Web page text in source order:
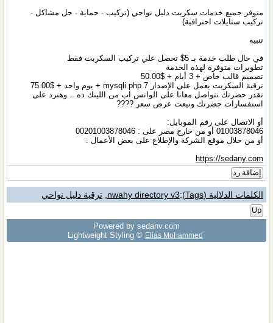
متوفر جميع خدمات سكربت دليل نواحي (تركيب - حماية - حل مشاكل -
تركيب ستايلات احترافية)
تنبيه
في حال طلب خدمة بـ 5$ تحصل علي تركيب السكربت فقط
تطويرات متوفرة لهذه الخدمة​
تصميم قالب خاص + 3 أيام + $50.00
ترقية السكربت يعمل علي الإصدار mysqli php 7 + يوم واحد + $75.00
تقدر حضرتك تتواصل معانا على الواتس اب من اللينك ده .. وهنرد على
استفسارات حضرتك ونبعت عرض سعر ????
أو الاتصال على رقم الموبايل:
01003878046 أو من خارج مصر على : 00201003878046
أو من خلال موقع الشركة والإطلاع على بعض الأعمال :
https://sedany.com
إضافة رد
الكلمات الدلالية (Tags) :
nwahy directory v3
,ترقية دليل نواحي
Up
Powered by sedany.com
Lightweight Styling © Elias Mohammed